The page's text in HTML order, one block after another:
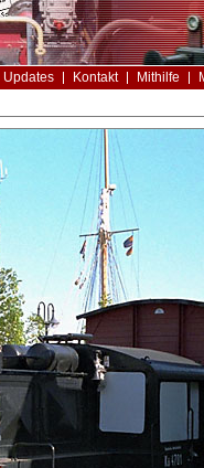
Updates Kontakt Mithilfe